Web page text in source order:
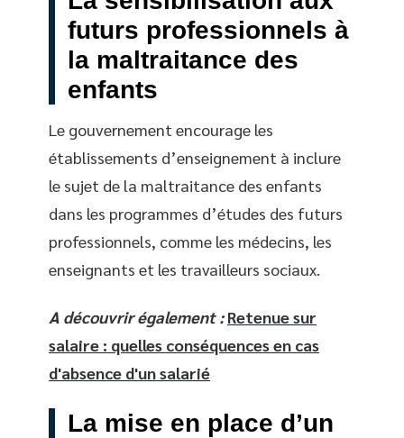
futurs professionnels à
la maltraitance des
enfants
Le gouvernement encourage les
établissements d’enseignement à inclure
le sujet de la maltraitance des enfants
dans les programmes d’études des futurs
professionnels, comme les médecins, les
enseignants et les travailleurs sociaux.
A découvrir également : Retenue sur
salaire : quelles conséquences en cas
d'absence d'un salarié
La mise en place d’un